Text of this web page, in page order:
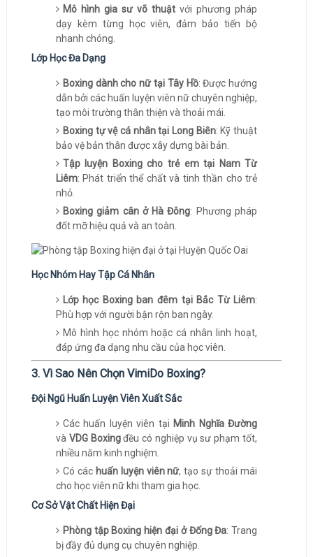
Mô hình gia sư võ thuật với phương pháp
dạy kèm từng học viên, đảm bảo tiến bộ
nhanh chóng.
Lớp Học Đa Dạng
Boxing dành cho nữ tại Tây Hồ: Được hướng
dẫn bởi các huấn luyện viên nữ chuyên nghiệp,
tạo môi trường thân thiện và thoải mái.
Boxing tự vệ cá nhân tại Long Biên: Kỹ thuật
bảo vệ bản thân được xây dựng bài bản.
Tập luyện Boxing cho trẻ em tại Nam Từ
Liêm: Phát triển thể chất và tinh thần cho trẻ
nhỏ.
Boxing giảm cân ở Hà Đông: Phương pháp
đốt mỡ hiệu quả và an toàn.
Học Nhóm Hay Tập Cá Nhân
Lớp học Boxing ban đêm tại Bắc Từ Liêm:
Phù hợp với người bận rộn ban ngày.
Mô hình học nhóm hoặc cá nhân linh hoạt,
đáp ứng đa dạng nhu cầu của học viên.
3. Vì Sao Nên Chọn VimiDo Boxing?
Đội Ngũ Huấn Luyện Viên Xuất Sắc
Các huấn luyện viên tại Minh Nghĩa Đường
và VDG Boxingđều có nghiệp vụ sư phạm tốt,
nhiều năm kinh nghiệm.
Có các huấn luyện viên nữ, tạo sự thoải mái
cho học viên nữ khi tham gia học.
Cơ Sở Vật Chất Hiện Đại
Phòng tập Boxing hiện đại ở Đống Đa: Trang
bị đầy đủ dụng cụ chuyên nghiệp.